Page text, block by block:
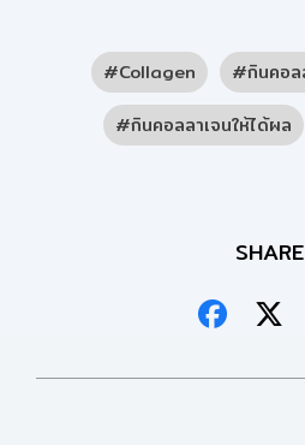
Collagen
กินคอล
กินคอลลาเจนให้ได้ผล
SHARE